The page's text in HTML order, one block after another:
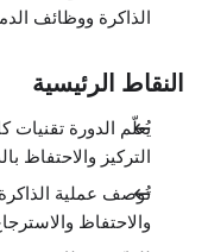
تعدد المهام والذاكرة
الدروس: 9 · 18:16
0:17
فن الاستذكار
1:39
تقنية الاستذكار # 1: نظام الأوتاد
1:32
تقنية الاستذكار # 2: نظام المواضع
الذاكرة ووظائف
النقاط الرئيسية
يُعلّم الدورة تقنيات
التركيز والاحتفاظ
تُوصف عملية
والاحتفاظ